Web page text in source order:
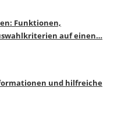
Funktionen,
auf einen…
und hilfreiche